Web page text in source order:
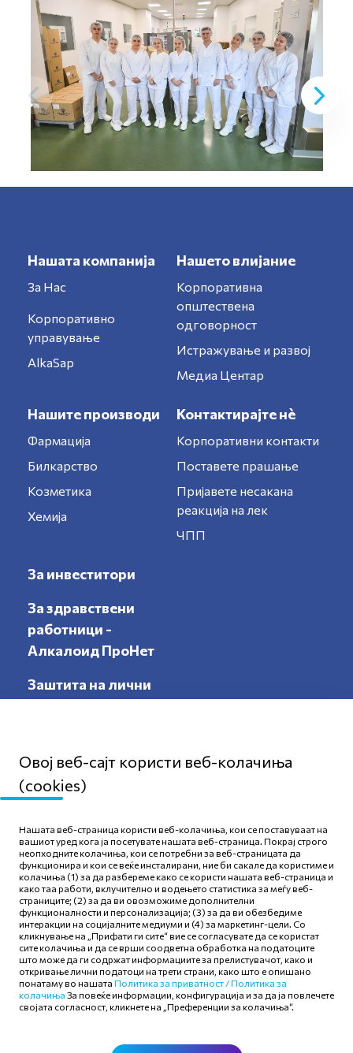
Нашата компанија
За Нас
Корпоративно
управување
AlkaSap
Нашето влијание
Корпоративна
општествена
одговорност
Истражување и развој
Медиа Центар
Нашите производи
Фармација
Билкарство
Козметика
Хемија
Контактирајте нè
Корпоративни контакти
Поставете прашање
Пријавете несакана
реакција на лек
ЧПП
За инвеститори
За здравствени
работници -
Алкалоид ПроНет
Заштита на лични
податоци
Политика за приватност
Правила и услови за
користење
Политика за колачиња
Следете нè
Овој веб-сајт користи веб-колачиња
(cookies)
Нашата веб-страница користи веб-колачиња, кои се поставуваат на
вашиот уред кога ја посетувате нашата веб-страница. Покрај строго
неопходните колачиња, кои се потребни за веб-страницата да
функционира и кои се веќе инсталирани, ние би сакале да користиме и
колачиња (1) за да разбереме како се користи нашата веб-страница и
како таа работи, вклучително и водењето статистика за меѓу веб-
страниците; (2) за да ви овозможиме дополнителни
функционалности и персонализација; (3) за да ви обезбедиме
интеракции на социјалните медиуми и (4) за маркетинг-цели. Со
кликнување на „Прифати ги сите“ вие се согласувате да се користат
сите колачиња и да се врши соодветна обработка на податоците
што може да ги содржат информациите за прелистувачот, како и
откривање лични податоци на трети страни, како што е опишано
понатаму во нашата Политика за приватност /Политика за
колачиња За повеќе информации, конфигурација и за да ја повлечете
својата согласност, кликнете на „Преференции за колачиња“.